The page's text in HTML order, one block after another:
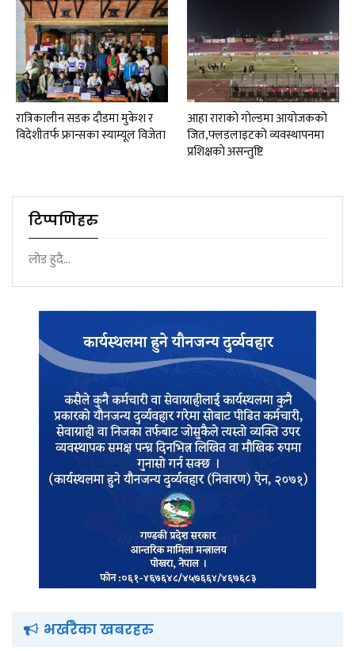
रात्रिकालीन सडक दौडमा मुकेश र
विदेशीतर्फ फ्रान्सका स्याम्यूल विजेता
आहा राराकाे गाेल्डमा आयाेजककाे
जित,फ्लडलाइटको व्यवस्थापनमा
प्रशिक्षकाे असन्तुष्टि
टिप्पणिहरु
लोड हुदै...
भर्खरैका खबरहरु